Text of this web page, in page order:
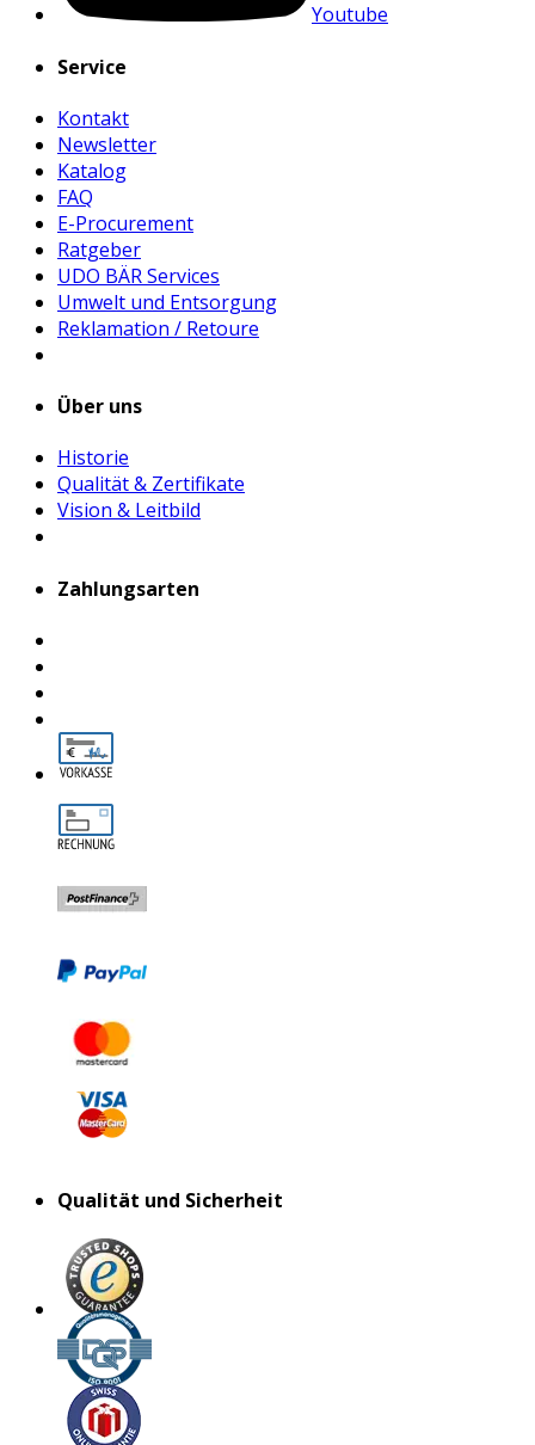
Youtube
Service
Kontakt
Newsletter
Katalog
FAQ
E-Procurement
Ratgeber
UDO BÄR Services
Umwelt und Entsorgung
Reklamation / Retoure
Über uns
Historie
Qualität & Zertifikate
Vision & Leitbild
Zahlungsarten
Qualität und Sicherheit